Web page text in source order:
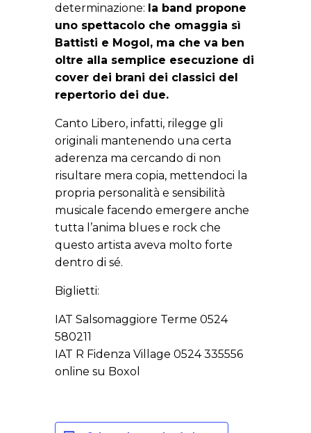
determinazione: la band propone
uno spettacolo che omaggia sì
Battisti e Mogol, ma che va ben
oltre alla semplice esecuzione di
cover dei brani dei classici del
repertorio dei due.
Canto Libero, infatti, rilegge gli
originali mantenendo una certa
aderenza ma cercando di non
risultare mera copia, mettendoci la
propria personalità e sensibilità
musicale facendo emergere anche
tutta l’anima blues e rock che
questo artista aveva molto forte
dentro di sé.
Biglietti:
IAT Salsomaggiore Terme 0524
580211
IAT R Fidenza Village 0524 335556
online su Boxol